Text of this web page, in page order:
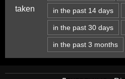
taken
in the past 14 days
in the past 30 days
in the past 3 months